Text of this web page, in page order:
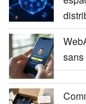
sans